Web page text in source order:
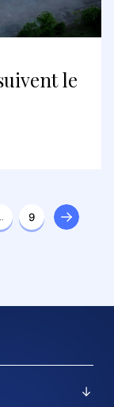
le
9